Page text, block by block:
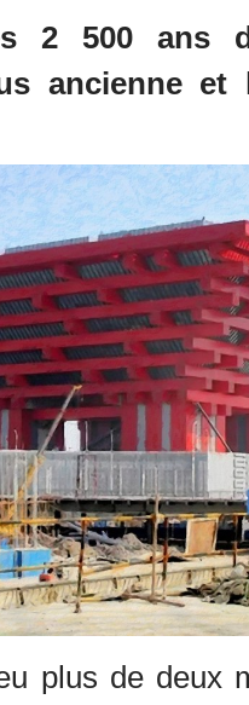
2 500 ans
ancienne et
plus de deux